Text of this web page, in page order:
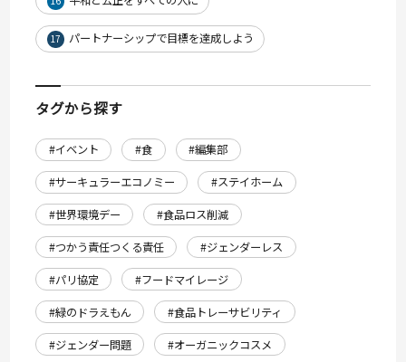
17 パートナーシップで目標を達成しよう
タグから探す
#イベント #食
#編集部
#サーキュラーエコノミー
#ステイホーム
#世界環境デー
#食品ロス削減
#つかう責任つくる責任
#ジェンダーレス
#パリ協定
#フードマイレージ
#緑のドラえもん
#食品トレーサビリティ
#ジェンダー問題
#オーガニックコスメ